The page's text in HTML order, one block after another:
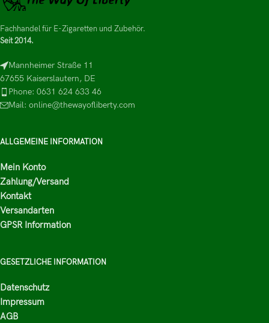
Fachhandel für E-Zigaretten und Zubehör.
Seit 2014.
Mannheimer Straße 11
67655 Kaiserslautern, DE
Phone: 0631 624 633 46
Mail: online@thewayofliberty.com
ALLGEMEINE INFORMATION
Mein Konto
Zahlung/Versand
Kontakt
Versandarten
GPSR Information
GESETZLICHE INFORMATION
Datenschutz
Impressum
AGB